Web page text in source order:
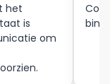
het
is
om